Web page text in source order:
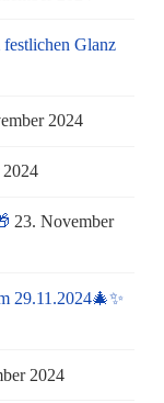
festlichen Glanz
2024
23. November
29.11.2024🎄✨
2024